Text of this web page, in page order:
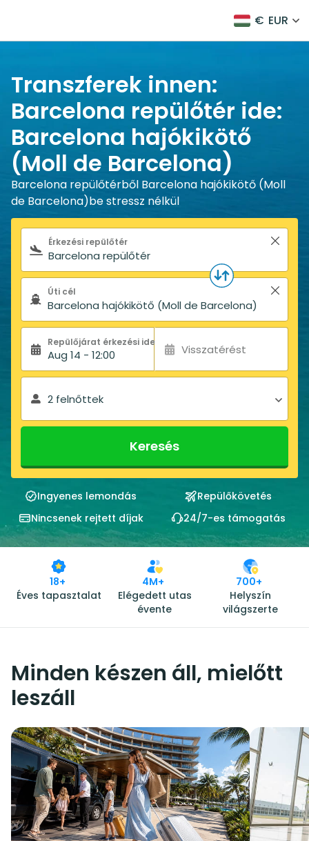
€ EUR
Transzferek innen:
Barcelona repülőtér ide:
Barcelona hajókikötő
(Moll de Barcelona)
Barcelona repülőtérből Barcelona hajókikötő (Moll
de Barcelona)be stressz nélkül
Keresőűrlap
Érkezési repülőtér
Úti cél
Aug 14 - 12:00 Visszatérést
2 felnőttek
Keresés
Ingyenes lemondás
Repülőkövetés
Nincsenek rejtett díjak
24/7-es támogatás
18+
Éves tapasztalat
4M+
Elégedett utas
évente
700+
Helyszín
világszerte
Minden készen áll, mielőtt
leszáll